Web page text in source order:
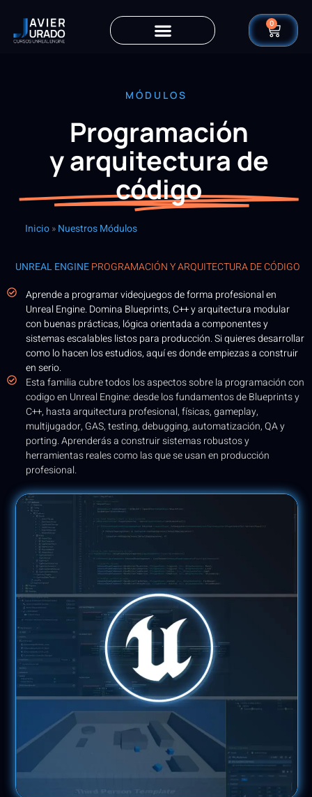
0
MÓDULOS
Programación
y arquitectura de
código
Inicio»Nuestros Módulos
UNREAL ENGINEPROGRAMACIÓN Y ARQUITECTURA DE CÓDIGO
Aprende a programar videojuegos de forma profesional en
Unreal Engine. Domina Blueprints, C++ y arquitectura modular
con buenas prácticas, lógica orientada a componentes y
sistemas escalables listos para producción. Si quieres desarrollar
como lo hacen los estudios, aquí es donde empiezas a construir
en serio.
Esta familia cubre todos los aspectos sobre la programación con
codigo en Unreal Engine: desde los fundamentos de Blueprints y
C++, hasta arquitectura profesional, físicas, gameplay,
multijugador, GAS, testing, debugging, automatización, QA y
porting. Aprenderás a construir sistemas robustos y
herramientas reales como las que se usan en producción
profesional.